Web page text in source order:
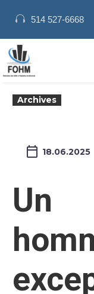
514 527-6668
Archives
18.06.2025
Un